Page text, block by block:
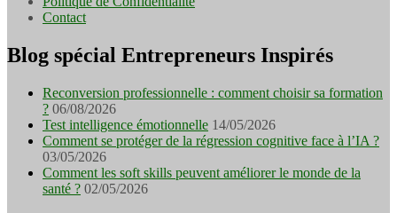
Contact
Blog spécial Entrepreneurs Inspirés
Reconversion professionnelle : comment choisir sa formation
? 06/08/2026
Test intelligence émotionnelle 14/05/2026
Comment se protéger de la régression cognitive face à l’IA ?
03/05/2026
Comment les soft skills peuvent améliorer le monde de la
santé ? 02/05/2026